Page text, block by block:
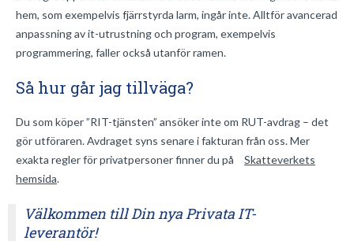
hem, som exempelvis fjärrstyrda larm, ingår inte. Alltför avancerad
anpassning av it-utrustning och program, exempelvis
programmering, faller också utanför ramen.
Så hur går jag tillväga?
Du som köper ”RIT-tjänsten” ansöker inte om RUT-avdrag – det
gör utföraren. Avdraget syns senare i fakturan från oss. Mer
exakta regler för privatpersoner finner du på
Skatteverkets
hemsida.
Välkommen till Din nya Privata IT-
leverantör!